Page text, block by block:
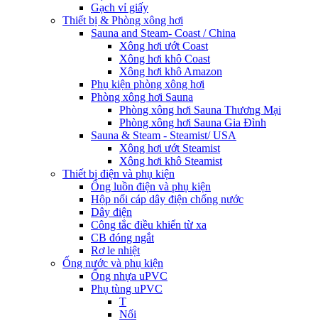
Gạch vỉ giấy
Thiết bị & Phòng xông hơi
Sauna and Steam- Coast / China
Xông hơi ướt Coast
Xông hơi khô Coast
Xông hơi khô Amazon
Phụ kiện phòng xông hơi
Phòng xông hơi Sauna
Phòng xông hơi Sauna Thương Mại
Phòng xông hơi Sauna Gia Đình
Sauna & Steam - Steamist/ USA
Xông hơi ướt Steamist
Xông hơi khô Steamist
Thiết bị điện và phụ kiện
Ống luồn điện và phụ kiện
Hộp nối cáp dây điện chống nước
Dây điện
Công tắc điều khiển từ xa
CB đóng ngắt
Rơ le nhiệt
Ống nước và phụ kiện
Ống nhựa uPVC
Phụ tùng uPVC
T
Nối